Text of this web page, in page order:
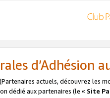
d’Adhésion
(Partenaires actuels, découvrez les
dédié aux partenaires (le « Site